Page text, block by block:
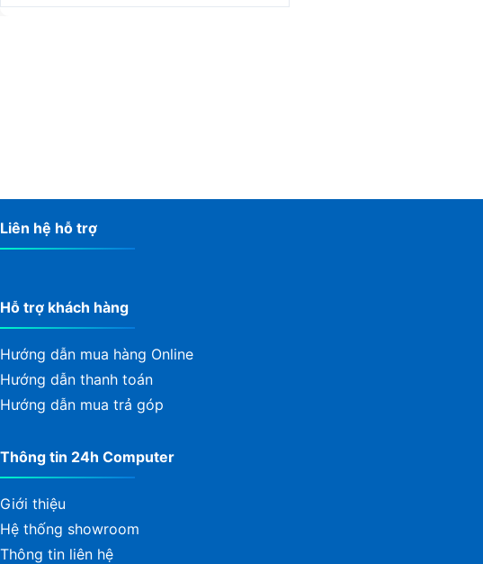
Liên hệ hỗ trợ
Hỗ trợ khách hàng
Hướng dẫn mua hàng Online
Hướng dẫn thanh toán
Hướng dẫn mua trả góp
Thông tin 24h Computer
Giới thiệu
Hệ thống showroom
Thông tin liên hệ